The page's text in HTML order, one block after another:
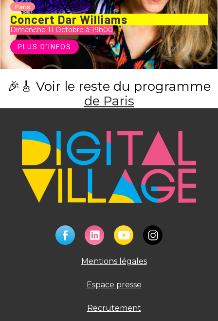
Paris
Concert Dar Williams
Dimanche 11 Octobre à 19h00
PLUS D'INFOS
🎉🎸 Voir le reste du programme
de Paris
Mentions légales
Espace presse
Recrutement